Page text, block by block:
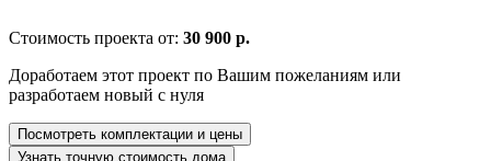
Стоимость проекта от: 30 900 р.
Доработаем этот проект по Вашим пожеланиям или
разработаем новый с нуля
Посмотреть комплектации и цены
Узнать точную стоимость дома